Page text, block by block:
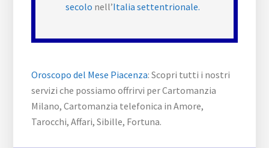
secolo nell’Italia settentrionale.
Oroscopo del Mese Piacenza: Scopri tutti i nostri
servizi che possiamo offrirvi per Cartomanzia
Milano, Cartomanzia telefonica in Amore,
Tarocchi, Affari, Sibille, Fortuna.